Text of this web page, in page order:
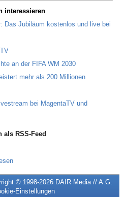
interessieren
Das Jubiläum kostenlos und live bei
an der FIFA WM 2030
mehr als 200 Millionen
bei MagentaTV und
als RSS-Feed
© 1998-2026 DAIR Media // A.G.
Einstellungen